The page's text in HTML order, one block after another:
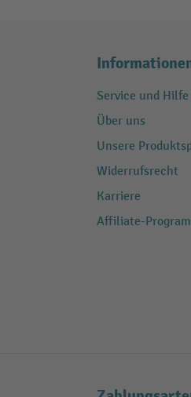
Service und Hilfe
Über uns
Unsere
Widerrufsrecht
Karriere
Affiliate-